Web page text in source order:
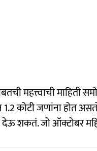
महत्त्वाची माहिती
कोटी जणांना होत
देऊ शकतं. जो ऑक्टोबर